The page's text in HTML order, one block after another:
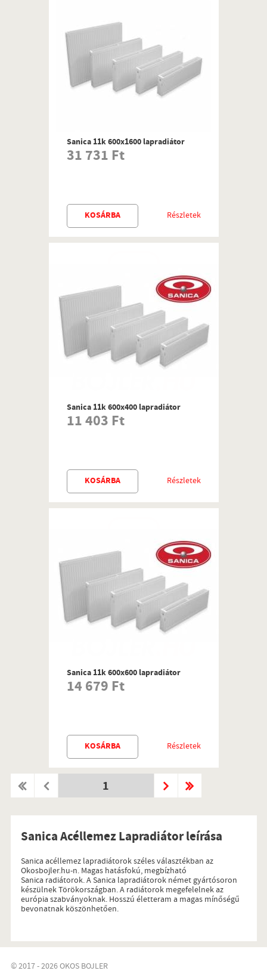
Sanica 11k 600x1600 lapradiátor
31 731 Ft
Részletek
KOSÁRBA
Sanica 11k 600x400 lapradiátor
11 403 Ft
Részletek
KOSÁRBA
Sanica 11k 600x600 lapradiátor
14 679 Ft
Részletek
KOSÁRBA
1
Sanica Acéllemez Lapradiátor leírása
Sanica acéllemez lapradiátorok széles választékban az
Okosbojler.hu-n. Magas hatásfokú, megbízható
Sanica radiátorok. A Sanica lapradiátorok német gyártósoron
készülnek Törökországban. A radiátorok megefelelnek az
európia szabványoknak. Hosszú életteram a magas mínőségű
bevonatnak köszönhetően.
© 2017 - 2026 OKOS BOJLER